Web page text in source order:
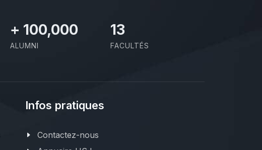
+ 100,000
ALUMNI
13
FACULTÉS
Infos pratiques
Contactez-nous